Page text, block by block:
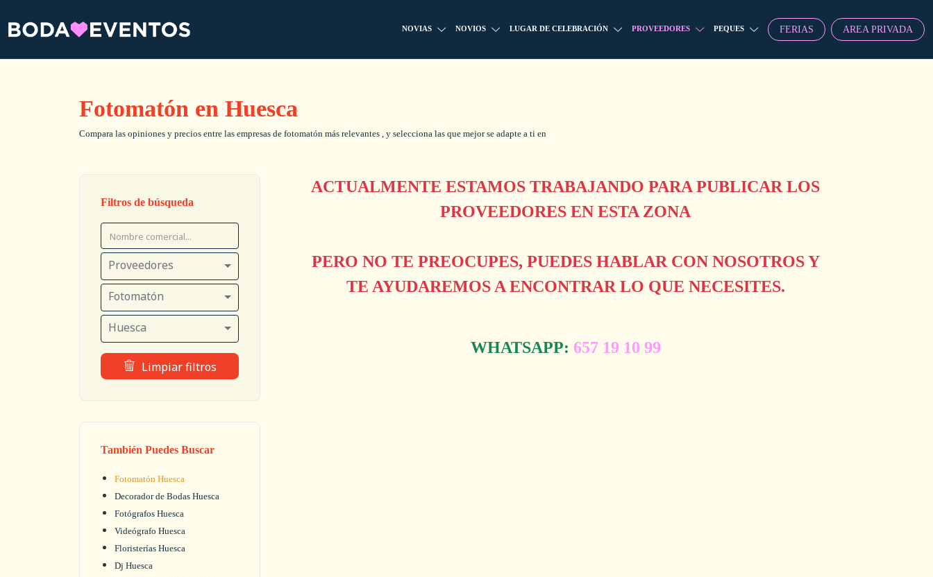
NOVIAS NOVIOS LUGAR DE CELEBRACIÓN PROVEEDORES PEQUES FERIAS AREA PRIVADA
Fotomatón en Huesca
Compara las opiniones y precios entre las empresas de fotomatón más relevantes , y selecciona las que mejor se adapte a ti en
Filtros de búsqueda
Proveedores
Fotomatón
Huesca
Limpiar filtros
También Puedes Buscar
Fotomatón Huesca
Decorador de Bodas Huesca
Fotógrafos Huesca
Videógrafo Huesca
Floristerías Huesca
Dj Huesca
ACTUALMENTE ESTAMOS TRABAJANDO PARA PUBLICAR LOS
PROVEEDORES EN ESTA ZONA
PERO NO TE PREOCUPES, PUEDES HABLAR CON NOSOTROS Y
TE AYUDAREMOS A ENCONTRAR LO QUE NECESITES.
WHATSAPP: 657 19 10 99